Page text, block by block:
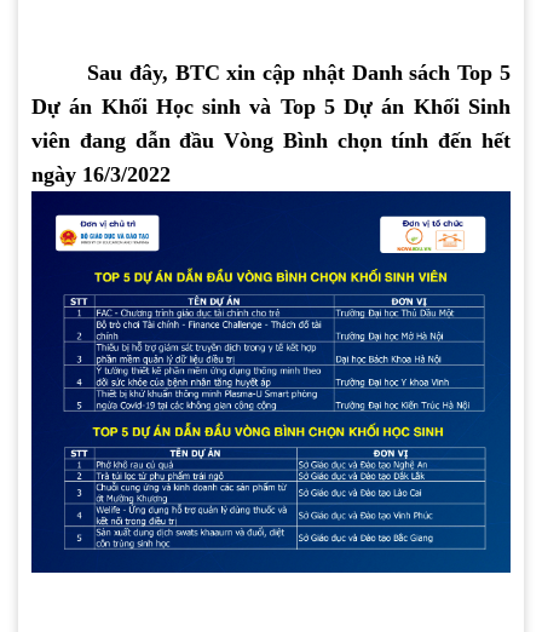
Sau đây, BTC xin cập nhật Danh sách Top 5
Dự án Khối Học sinh và Top 5 Dự án Khối Sinh
viên đang dẫn đầu Vòng Bình chọn tính đến hết
ngày 16/3/2022